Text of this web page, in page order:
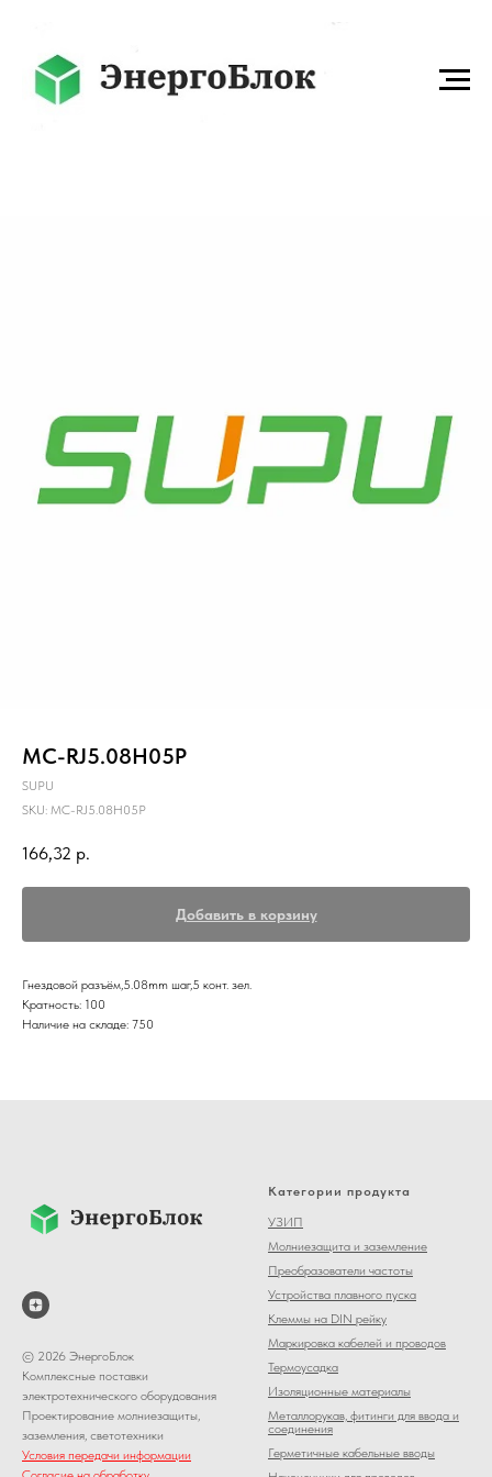
MC-RJ5.08H05P
SUPU
SKU: MC-RJ5.08H05P
166,32 р.
Добавить в корзину
Гнездовой разъём,5.08mm шаг,5 конт. зел.
Кратность: 100
Наличие на складе: 750
© 2026 ЭнергоБлок
Комплексные поставки
электротехнического оборудования
Проектирование молниезащиты,
заземления, светотехники
Условия передачи информации
Категории продукта
УЗИП
Молниезащита и заземление
Преобразователи частоты
Устройства плавного пуска
Клеммы на DIN рейку
Маркировка кабелей и проводов
Термоусадка
Изоляционные материалы
Металлорукав, фитинги для ввода и
соединения
Герметичные кабельные вводы